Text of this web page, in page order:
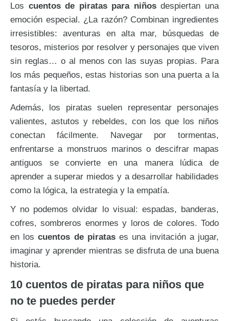
Los cuentos de piratas para niñosdespiertan una
emoción especial. ¿La razón? Combinan ingredientes
irresistibles: aventuras en alta mar, búsquedas de
tesoros, misterios por resolver y personajes que viven
sin reglas… o al menos con las suyas propias. Para
los más pequeños, estas historias son una puerta a la
fantasía y la libertad.
Además, los piratas suelen representar personajes
valientes, astutos y rebeldes, con los que los niños
conectan fácilmente. Navegar por tormentas,
enfrentarse a monstruos marinos o descifrar mapas
antiguos se convierte en una manera lúdica de
aprender a superar miedos y a desarrollar habilidades
como la lógica, la estrategia y la empatía.
Y no podemos olvidar lo visual: espadas, banderas,
cofres, sombreros enormes y loros de colores. Todo
en loscuentos de piratases una invitación a jugar,
imaginar y aprender mientras se disfruta de una buena
historia.
10 cuentos de piratas para niños que
no te puedes perder